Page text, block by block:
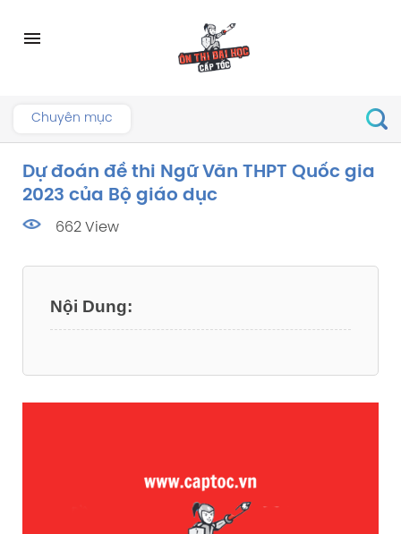
menu
Chuyên mục
Dự đoán đề thi Ngữ Văn THPT Quốc gia
2023 của Bộ giáo dục
662 View